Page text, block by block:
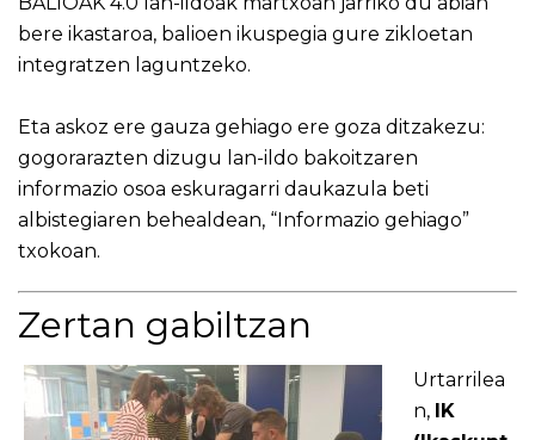
bere ikastaroa, balioen ikuspegia gure zikloetan
integratzen laguntzeko.
Eta askoz ere gauza gehiago ere goza ditzakezu:
gogorarazten dizugu lan-ildo bakoitzaren
informazio osoa eskuragarri daukazula beti
albistegiaren behealdean, “Informazio gehiago”
txokoan.
Zertan gabiltzan
Urtarrilea
n, IK